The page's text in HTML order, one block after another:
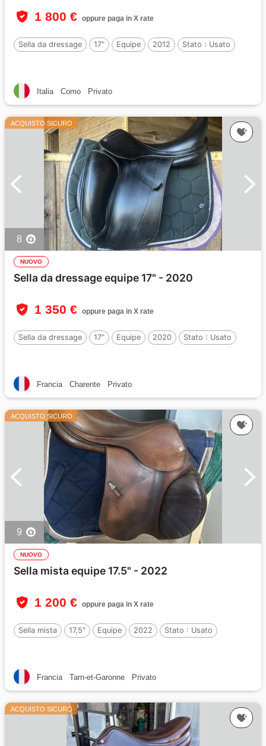
1 800 € oppure paga in X rate
Sella da dressage 17" Equipe 2012 Stato : Usato
Italia Como Privato
ACQUISTO SICURO
8
NUOVO
Sella da dressage equipe 17" - 2020
1 350 € oppure paga in X rate
Sella da dressage 17" Equipe 2020 Stato : Usato
Francia Charente Privato
ACQUISTO SICURO
9
NUOVO
Sella mista equipe 17.5" - 2022
1 200 € oppure paga in X rate
Sella mista 17,5" Equipe 2022 Stato : Usato
Francia Tarn-et-Garonne Privato
ACQUISTO SICURO